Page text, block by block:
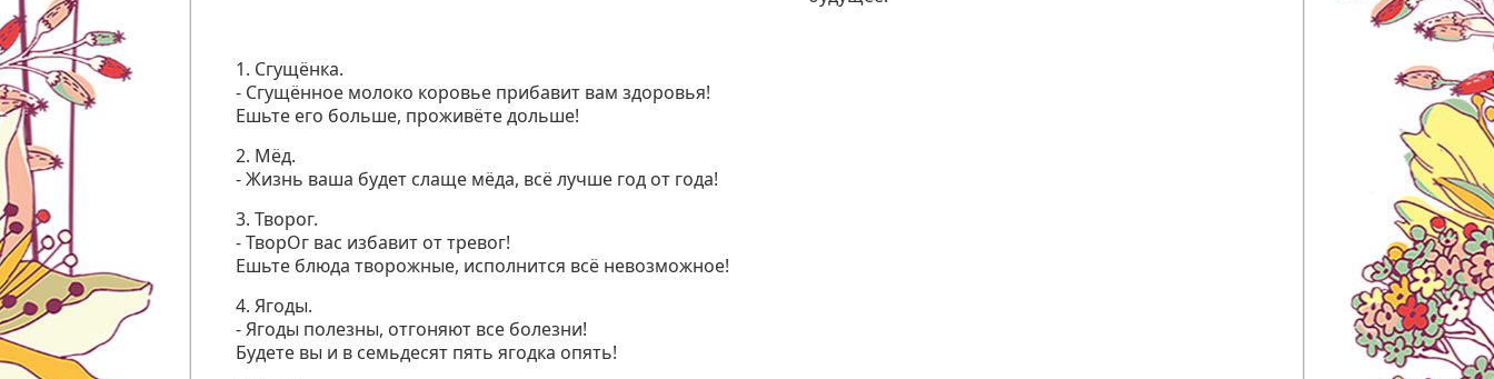
1. Сгущёнка.
- Сгущённое молоко коровье прибавит вам здоровья!
Ешьте его больше, проживёте дольше!
2. Мёд.
- Жизнь ваша будет слаще мёда, всё лучше год от года!
3. Творог.
- ТворОг вас избавит от тревог!
Ешьте блюда творожные, исполнится всё невозможное!
4. Ягоды.
- Ягоды полезны, отгоняют все болезни!
Будете вы и в семьдесят пять ягодка опять!